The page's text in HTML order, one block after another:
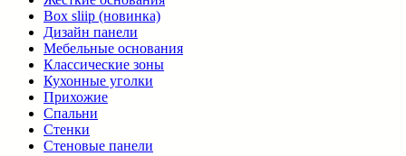
Box sliip (новинка)
Дизайн панели
Мебельные основания
Классические зоны
Кухонные уголки
Прихожие
Спальни
Стенки
Стеновые панели